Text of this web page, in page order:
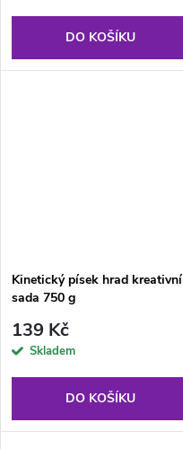
DO KOŠÍKU
Kinetický písek hrad kreativní
sada 750 g
139 Kč
Skladem
DO KOŠÍKU